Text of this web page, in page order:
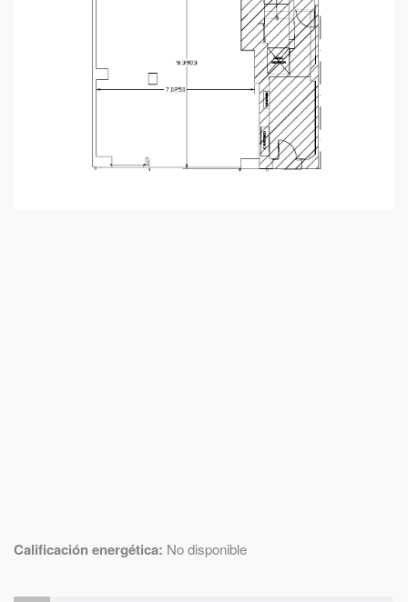
Calificación energética: No disponible